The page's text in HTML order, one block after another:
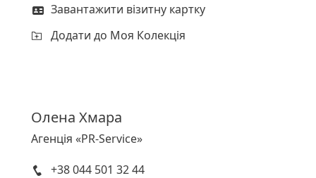
Завантажити візитну картку
Додати до Моя Колекція
Олена Хмара
Агенція «PR-Service»
+38 044 501 32 44